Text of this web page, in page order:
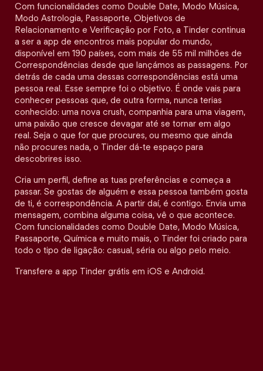
Com funcionalidades como Double Date, Modo Música,
Modo Astrologia, Passaporte, Objetivos de
Relacionamento e Verificação por Foto, a Tinder continua
a ser a app de encontros mais popular do mundo,
disponível em 190 países, com mais de 55 mil milhões de
Correspondências desde que lançámos as passagens. Por
detrás de cada uma dessas correspondências está uma
pessoa real. Esse sempre foi o objetivo. É onde vais para
conhecer pessoas que, de outra forma, nunca terias
conhecido: uma nova crush, companhia para uma viagem,
uma paixão que cresce devagar até se tornar em algo
real. Seja o que for que procures, ou mesmo que ainda
não procures nada, o Tinder dá-te espaço para
descobrires isso.
Cria um perfil, define as tuas preferências e começa a
passar. Se gostas de alguém e essa pessoa também gosta
de ti, é correspondência. A partir daí, é contigo. Envia uma
mensagem, combina alguma coisa, vê o que acontece.
Com funcionalidades como Double Date, Modo Música,
Passaporte, Química e muito mais, o Tinder foi criado para
todo o tipo de ligação: casual, séria ou algo pelo meio.
Transfere a app Tinder grátis em iOS e Android.